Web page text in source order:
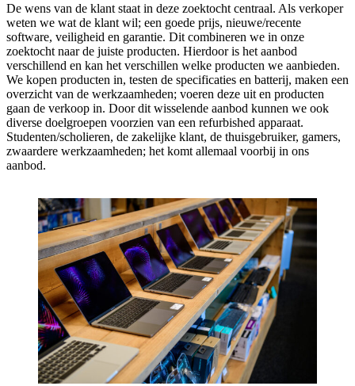
De wens van de klant staat in deze zoektocht centraal. Als verkoper
weten we wat de klant wil; een goede prijs, nieuwe/recente
software, veiligheid en garantie. Dit combineren we in onze
zoektocht naar de juiste producten. Hierdoor is het aanbod
verschillend en kan het verschillen welke producten we aanbieden.
We kopen producten in, testen de specificaties en batterij, maken een
overzicht van de werkzaamheden; voeren deze uit en producten
gaan de verkoop in. Door dit wisselende aanbod kunnen we ook
diverse doelgroepen voorzien van een refurbished apparaat.
Studenten/scholieren, de zakelijke klant, de thuisgebruiker, gamers,
zwaardere werkzaamheden; het komt allemaal voorbij in ons
aanbod.